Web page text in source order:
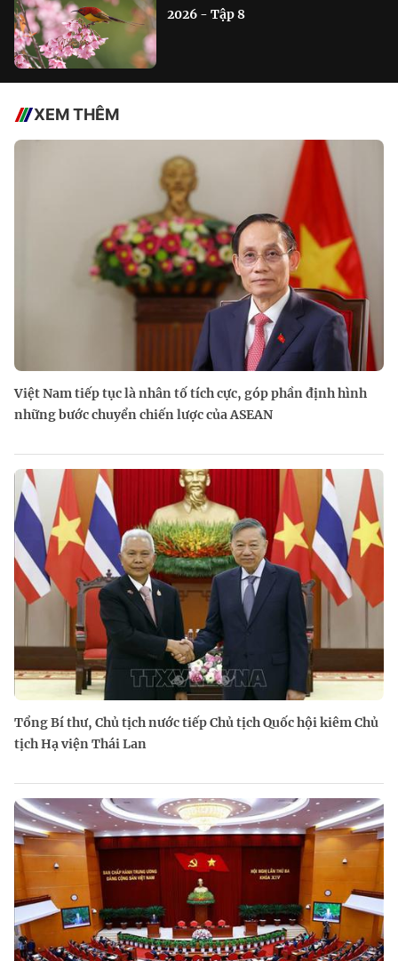
2026 - Tập 8
XEM THÊM
Việt Nam tiếp tục là nhân tố tích cực, góp phần định hình
những bước chuyển chiến lược của ASEAN
Tổng Bí thư, Chủ tịch nước tiếp Chủ tịch Quốc hội kiêm Chủ
tịch Hạ viện Thái Lan